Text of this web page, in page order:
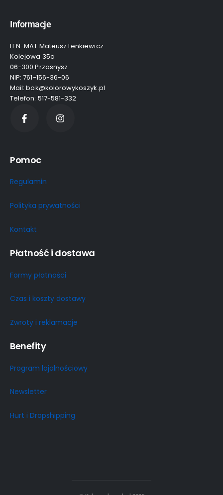
Informacje
LEN-MAT Mateusz Lenkiewicz
Kolejowa 35a
06-300 Przasnysz
NIP: 761-156-36-06
Mail: bok@kolorowykoszyk.pl
Telefon: 517-581-332
Pomoc
Regulamin
Polityka prywatności
Kontakt
Płatność i dostawa
Formy płatności
Czas i koszty dostawy
Zwroty i reklamacje
Benefity
Program lojalnościowy
Newsletter
Hurt i Dropshipping